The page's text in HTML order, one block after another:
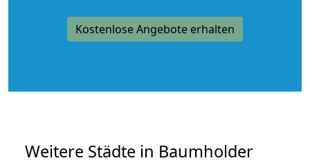
Kostenlose Angebote erhalten
Weitere Städte in Baumholder